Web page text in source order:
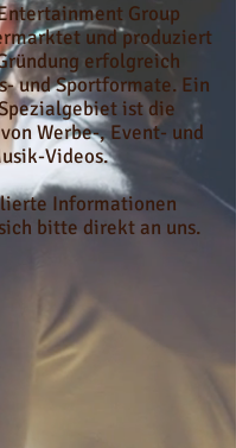
Group
und produziert
erfolgreich
und Sportformate. Ein
ist die
Werbe-, Event- und
Videos.
Informationen
bitte direkt an uns.